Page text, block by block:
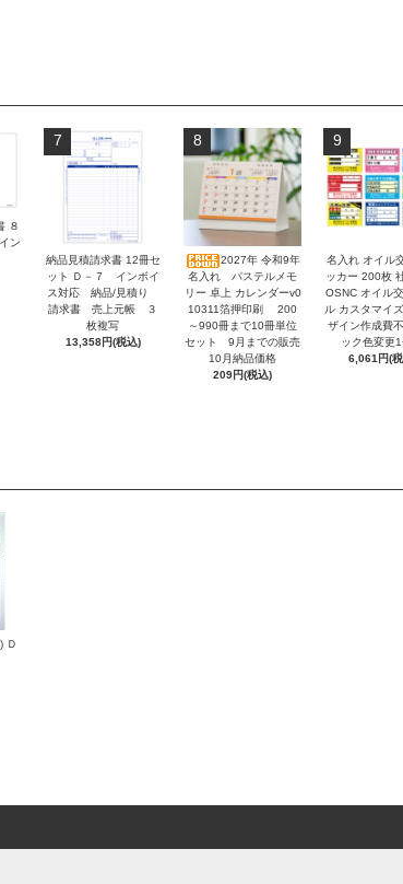
８
ン
7
納品見積請求書 12冊セ
ット Ｄ－７ インボイ
ス対応 納品/見積り
請求書 売上元帳 ３
枚複写
13,358円(税込)
8
2027年 令和9年
名入れ パステルメモ
リー 卓上 カレンダーv0
10311箔押印刷 200
～990冊まで10冊単位
セット 9月までの販売
10月納品価格
209円(税込)
9
名入れ オイル
ッカー 200枚
OSNC オイル
ル カスタマイ
ザイン作成費
ック色変更
6,061円(
Ｄ